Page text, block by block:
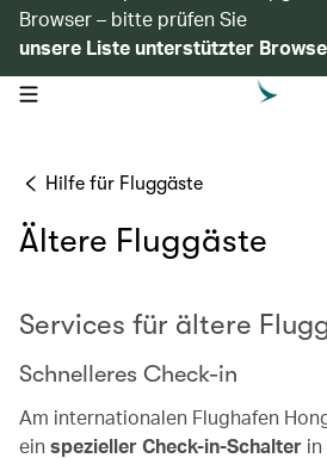
Browser – bitte prüfen Sie
unsere Liste unterstützter
open navigation menu
Hilfe für Fluggäste
Ältere Fluggäste
Services für ältere
Schnelleres Check-in
Am internationalen Flughafen
ein spezieller Check-in-Schalter in